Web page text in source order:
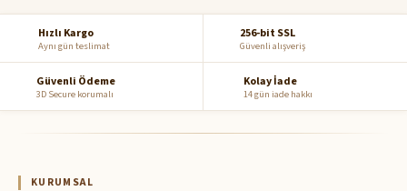
Hızlı Kargo
Aynı gün teslimat
256-bit SSL
Güvenli alışveriş
Güvenli Ödeme
3D Secure korumalı
Kolay İade
14 gün iade hakkı
KURUMSAL